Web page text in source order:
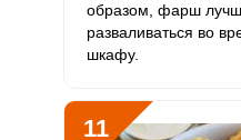
образом, фарш
разваливаться во
шкафу.
11
ВХОД НА САЙТ
Сообщить об ошибке